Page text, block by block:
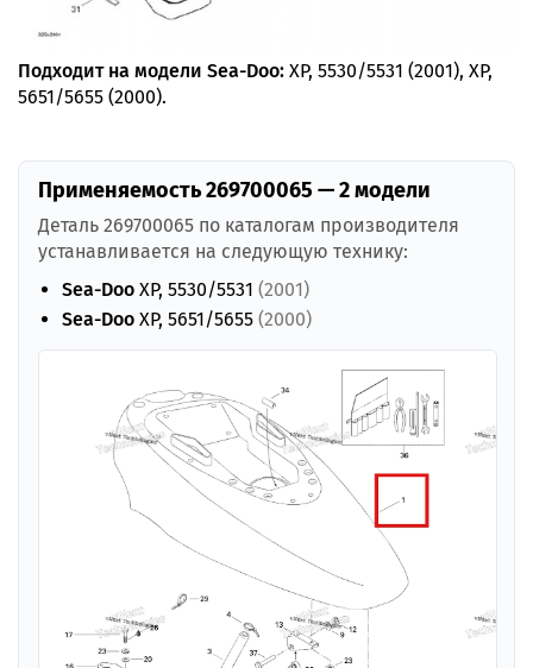
Подходит на модели Sea-Doo: XP, 5530/5531 (2001), XP,
5651/5655 (2000).
Применяемость 269700065 — 2 модели
Деталь 269700065 по каталогам производителя
устанавливается на следующую технику:
Sea-Doo XP, 5530/5531 (2001)
Sea-Doo XP, 5651/5655 (2000)